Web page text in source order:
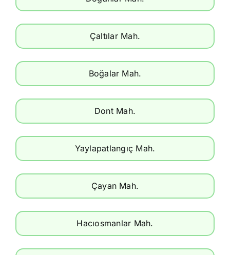
Çaltılar Mah.
Boğalar Mah.
Dont Mah.
Yaylapatlangıç Mah.
Çayan Mah.
Hacıosmanlar Mah.